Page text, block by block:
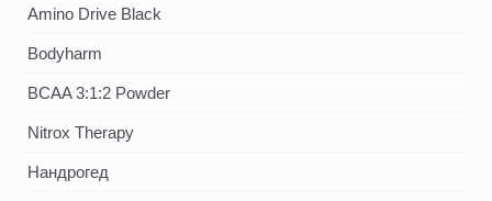
Amino Drive Black
Bodyharm
BCAA 3:1:2 Powder
Nitrox Therapy
Нандрогед